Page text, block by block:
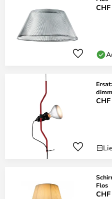
Flos